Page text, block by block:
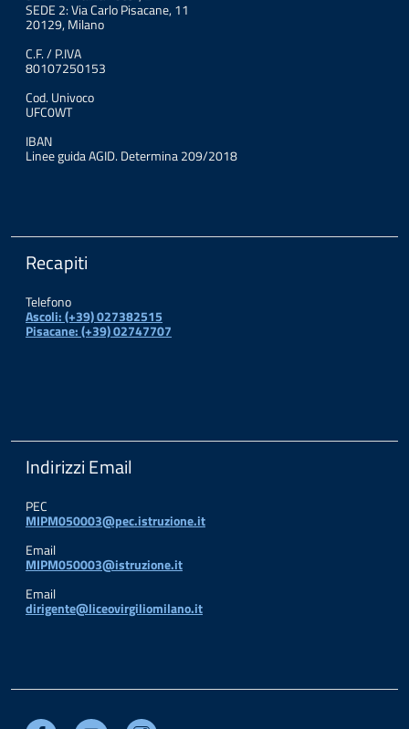
SEDE 2: Via Carlo Pisacane, 11
20129, Milano
C.F. / P.IVA
80107250153
Cod. Univoco
UFC0WT
IBAN
Linee guida AGID. Determina 209/2018
Recapiti
Telefono
Ascoli: (+39) 027382515
Pisacane: (+39) 02747707
Indirizzi Email
PEC
MIPM050003@pec.istruzione.it
Email
MIPM050003@istruzione.it
Email
dirigente@liceovirgiliomilano.it